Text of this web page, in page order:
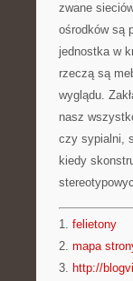
zwane
ośrodków są
jednostka w
rzeczą są
wyglądu.
nasz
czy sypialni,
kiedy
1. felietony
2. mapa
3. http://